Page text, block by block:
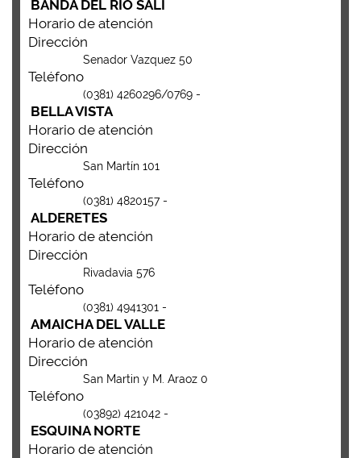
BANDA DEL RIO SALI
Horario de atención
Dirección
Senador Vazquez 50
Teléfono
(0381) 4260296/0769 -
BELLA VISTA
Horario de atención
Dirección
San Martín 101
Teléfono
(0381) 4820157 -
ALDERETES
Horario de atención
Dirección
Rivadavia 576
Teléfono
(0381) 4941301 -
AMAICHA DEL VALLE
Horario de atención
Dirección
San Martin y M. Araoz 0
Teléfono
(03892) 421042 -
ESQUINA NORTE
Horario de atención